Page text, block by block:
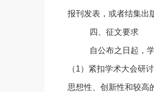
报刊发表，或者结集出
四、征文要求
自公布之日起，
（1）紧扣学术大会研
思想性、创新性和较高